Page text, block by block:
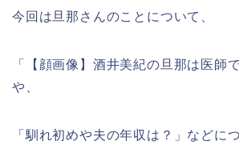
今回は旦那さんのことについて、
「【顔画像】酒井美紀の旦那は医師
や、
「馴れ初めや夫の年収は？」などに